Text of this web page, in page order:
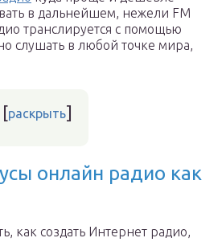
в дальнейшем, нежели FM
транслируется с помощью
слушать в любой точке мира,
[раскрыть]
онлайн радио как
как создать Интернет радио,